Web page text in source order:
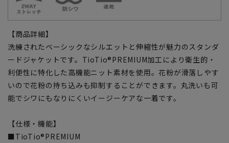
【商品詳細】
洗練されたベーシックなシルエットと伸縮性が魅力のスタンダ
ードジャケットです。TioTio®PREMIUM加工により衛生的・
利便性に特化した高機能ニット素材を使用。花粉が滑落しやす
いので花粉の持ち込みも抑制することができます。丸洗いも可
能でシワにもなりにくいイージーケアな一着です。
【仕様・機能】
■TioTio®PREMIUM